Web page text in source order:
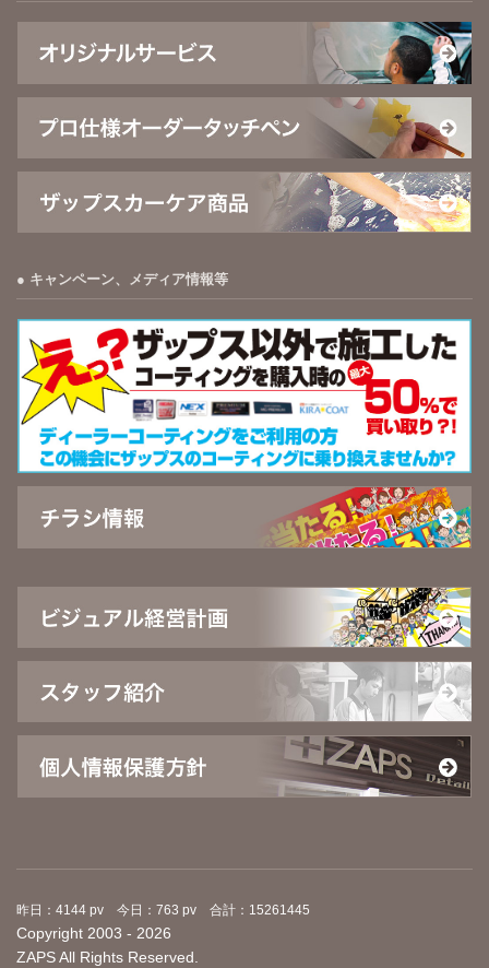
キャンペーン、メディア情報等
昨日：4144 pv 今日：763 pv 合計：15261445
Copyright 2003 - 2026
ZAPS All Rights Reserved.